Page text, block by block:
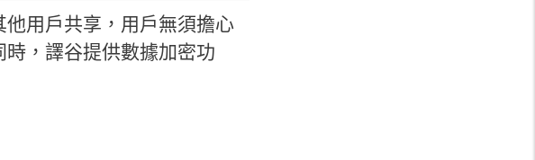
用戶共享，用戶無須擔心
，譯谷提供數據加密功